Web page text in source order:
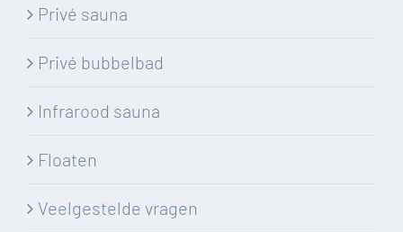
Privé sauna
Privé bubbelbad
Infrarood sauna
Floaten
Veelgestelde vragen